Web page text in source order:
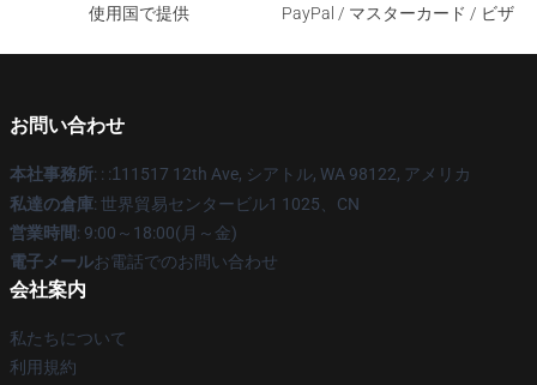
使用国で提供
PayPal / マスターカード / ビザ
お問い合わせ
本社事務所: : :1 11517 12th Ave, シアトル, WA 98122, アメリカ
私達の倉庫: 世界貿易センタービル1 1025、CN
営業時間: 9:00～18:00(月～金)
電子メールお電話でのお問い合わせ
会社案内
私たちについて
利用規約